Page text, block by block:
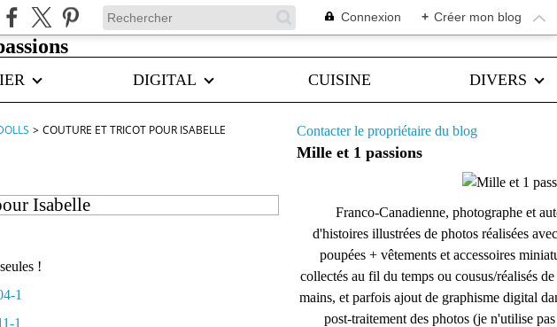
Connexion + Créer mon blog
DIGITAL CUISINE DIVERS
> COUTURE ET TRICOT POUR ISABELLE
Isabelle
!
Contacter le propriétaire du blog
Mille et 1 passions
Franco-Canadienne, photographe et
d'histoires illustrées de photos réalisées
poupées + vêtements et accessoires
collectés au fil du temps ou cousus/réalisés de
mains, et parfois ajout de graphisme digital
post-traitement des photos (je n'utilise